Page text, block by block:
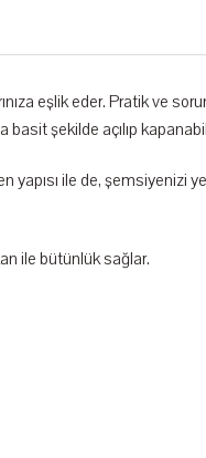
eşlik eder. Pratik ve
basit şekilde açılıp
yapısı ile de, şemsiyenizi
ile bütünlük sağlar.